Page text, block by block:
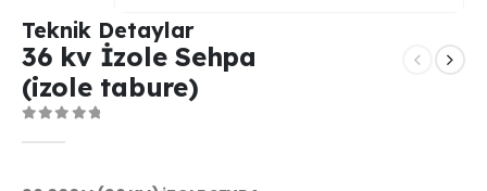
Teknik Detaylar
36 kv İzole Sehpa
(izole tabure)